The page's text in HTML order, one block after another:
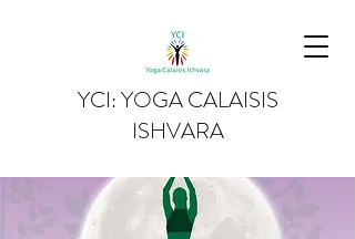
YCI: YOGA CALAISIS
ISHVARA